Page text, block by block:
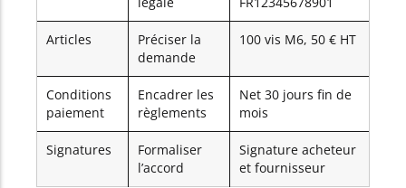
Articles
Préciser la
demande
100 vis M6, 50 € HT
Conditions
paiement
Encadrer les
règlements
Net 30 jours fin de
mois
Signatures
Formaliser
l’accord
Signature acheteur
et fournisseur